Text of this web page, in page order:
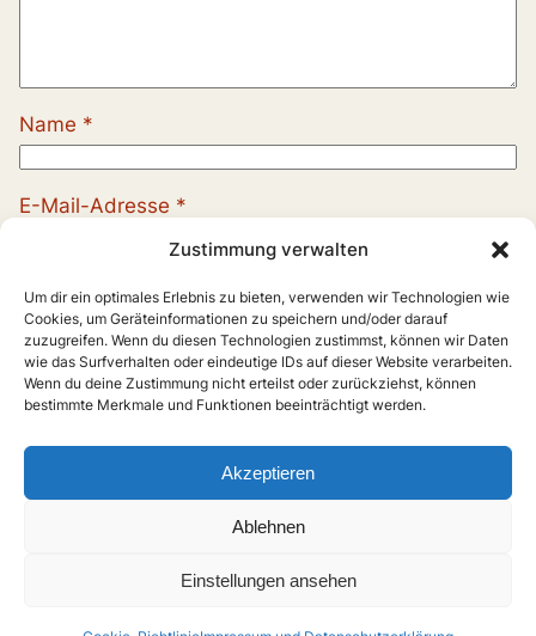
Zustimmung verwalten
Um dir ein optimales Erlebnis zu bieten, verwenden wir Technologien wie
Cookies, um Geräteinformationen zu speichern und/oder darauf
zuzugreifen. Wenn du diesen Technologien zustimmst, können wir Daten
wie das Surfverhalten oder eindeutige IDs auf dieser Website verarbeiten.
Wenn du deine Zustimmung nicht erteilst oder zurückziehst, können
bestimmte Merkmale und Funktionen beeinträchtigt werden.
Akzeptieren
Ablehnen
Einstellungen ansehen
Name *
E-Mail-Adresse *
Website